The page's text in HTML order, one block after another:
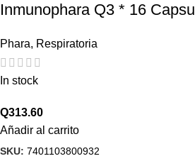
Inmunophara Q3 * 16
Phara, Respiratoria
In stock
Q313.60
Añadir al carrito
SKU: 7401103800932